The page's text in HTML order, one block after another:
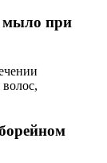
мыло при